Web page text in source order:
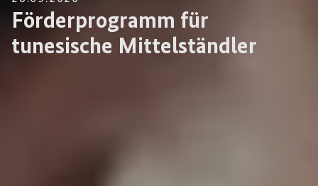
Förderprogramm für
tunesische Mittelständler